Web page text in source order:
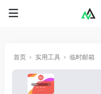
首页 实用工具 临时邮箱